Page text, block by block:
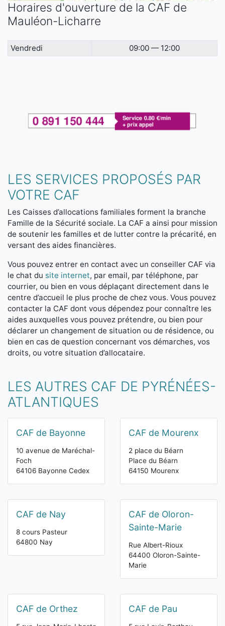
Horaires d'ouverture de la CAF de
Mauléon-Licharre
Vendredi 09:00 — 12:00
LES SERVICES PROPOSÉS PAR
VOTRE CAF
Les Caisses d’allocations familiales forment la branche
Famille de la Sécurité sociale. La CAF a ainsi pour mission
de soutenir les familles et de lutter contre la précarité, en
versant des aides financières.
Vous pouvez entrer en contact avec un conseiller CAF via
le chat du site internet, par email, par téléphone, par
courrier, ou bien en vous déplaçant directement dans le
centre d’accueil le plus proche de chez vous. Vous pouvez
contacter la CAF dont vous dépendez pour connaître les
aides auxquelles vous pouvez prétendre, ou bien pour
déclarer un changement de situation ou de résidence, ou
bien en cas de question concernant vos démarches, vos
droits, ou votre situation d’allocataire.
LES AUTRES CAF DE PYRÉNÉES-
ATLANTIQUES
CAF de Bayonne
10 avenue de Maréchal-
Foch
64106 Bayonne Cedex
CAF de Mourenx
2 place du Béarn
Place du Béarn
64150 Mourenx
CAF de Nay
8 cours Pasteur
64800 Nay
CAF de Oloron-
Sainte-Marie
Rue Albert-Rioux
64400 Oloron-Sainte-
Marie
CAF de Orthez CAF de Pau